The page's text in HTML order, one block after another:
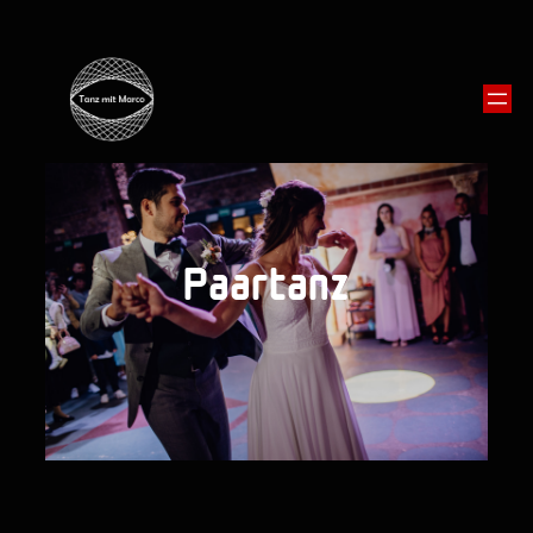
Paartanz